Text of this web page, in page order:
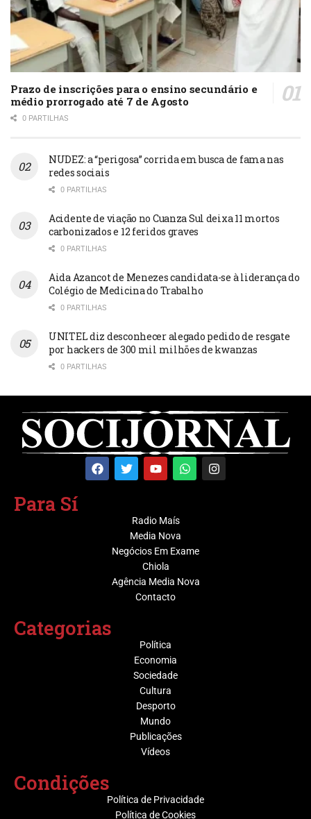
Prazo de inscrições para o ensino secundário e
médio prorrogado até 7 de Agosto
0 PARTILHAS
NUDEZ: a “perigosa” corrida em busca de fama nas
redes sociais
0 PARTILHAS
Acidente de viação no Cuanza Sul deixa 11 mortos
carbonizados e 12 feridos graves
0 PARTILHAS
Aida Azancot de Menezes candidata-se à liderança do
Colégio de Medicina do Trabalho
0 PARTILHAS
UNITEL diz desconhecer alegado pedido de resgate
por hackers de 300 mil milhões de kwanzas
0 PARTILHAS
Para Sí
Radio Maís
Media Nova
Negócios Em Exame
Chiola
Agência Media Nova
Contacto
Categorias
Política
Economia
Sociedade
Cultura
Desporto
Mundo
Publicações
Vídeos
Condições
Política de Privacidade
Política de Cookies